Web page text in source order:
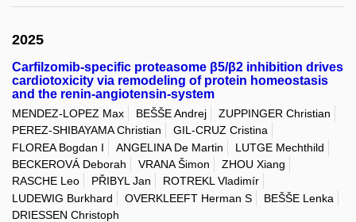
2025
Carfilzomib-specific proteasome β5/β2 inhibition drives
cardiotoxicity via remodeling of protein homeostasis
and the renin-angiotensin-system
MENDEZ-LOPEZ Max BEŠŠE Andrej
ZUPPINGER Christian
PEREZ-SHIBAYAMA Christian
GIL-CRUZ Cristina
FLOREA Bogdan I
ANGELINA De Martin
LUTGE Mechthild
BECKEROVÁ Deborah
VRANA Šimon
ZHOU Xiang
RASCHE Leo
PŘIBYL Jan
ROTREKL Vladimír
LUDEWIG Burkhard
OVERKLEEFT Herman S
BEŠŠE Lenka
DRIESSEN Christoph